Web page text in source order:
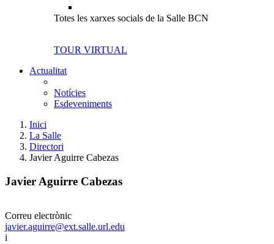
Totes les xarxes socials de la Salle BCN
TOUR VIRTUAL
Actualitat
Notícies
Esdeveniments
Inici
La Salle
Directori
Javier Aguirre Cabezas
Javier Aguirre Cabezas
Correu electrònic
javier.aguirre@ext.salle.url.edu
i